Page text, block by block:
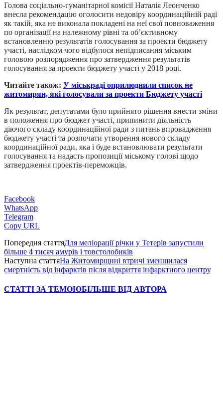
Голова соціально-гуманітарної комісії Наталія Леонченко
внесла рекомендацію оголосити недовіру координаційній раді
як такій, яка не виконала покладені на неї свої повноваження
по організації на належному рівні та об’єктивному
встановленню результатів голосування за проекти бюджету
участі, наслідком чого відбулося непідписання міським
головою розпорядження про затвердження результатів
голосування за проекти бюджету участі у 2018 році.
Читайте також: У міськраді оприлюднили список не
житомирян, які голосували за проекти Бюджету участі
Як результат, депутатами було прийнято рішення внести зміни
в положення про бюджет участі, припинити діяльність
діючого складу координаційної ради з питань впровадження
бюджету участі та розпочати утворення нового складу
координаційної ради, яка і буде встановлювати результати
голосування та надасть пропозиції міському голові щодо
затвердження проектів-переможців.
Facebook
WhatsApp
Telegram
Copy URL
Попередня статтяДля меліорації річки у Тетерів запустили
більше 4 тисяч амурів і товстолобиків
Наступна статтяНа Житомирщині втричі зменшилася
смертність від інфарктів після відкриття інфарктного центру
СТАТТІ ЗА ТЕМОЮБІЛЬШЕ ВІД АВТОРА